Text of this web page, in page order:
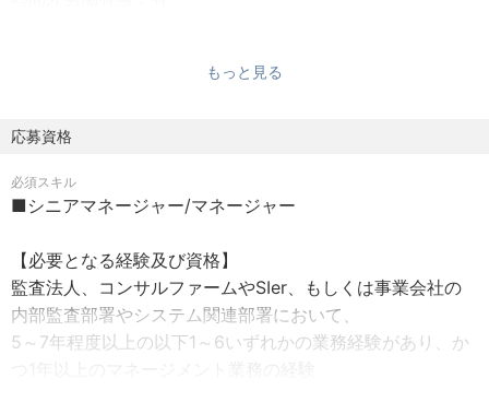
する情報セキュリティ監査を提供
- 各種基準（システム管理基準、情報セキュリティ管理基
監査を提供
・ISO認証業務
- EYグループのISO認証機関“EY CertifyPoint”により、
国境をまたいだスコープでISO認証業務を提供
■その他コンサルティング業務
・IT関連内部統制構築支援
度）など、柔軟な働き方を支援する制度があります
想定年収：1000万円～1,500万円
上、同法人規定により決定します。
賃金はあくまでも目安の金額であり、選考を通じて上下
もっと見る
応募資格
必須スキル
■シニアマネージャー/マネージャー
【必要となる経験及び資格】
監査法人、コンサルファームやSIer、もしくは事業会社の
内部監査部署やシステム関連部署において、
5～7年程度以上の以下1～6いずれかの業務経験があり、か